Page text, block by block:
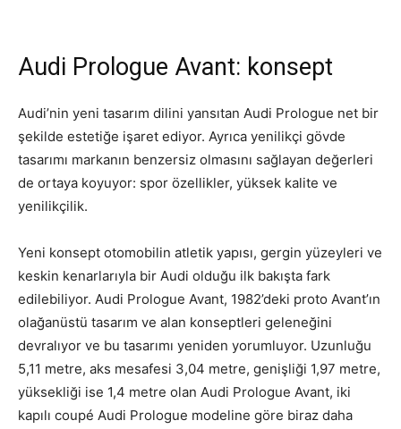
Audi Prologue Avant: konsept
Audi’nin yeni tasarım dilini yansıtan Audi Prologue net bir
şekilde estetiğe işaret ediyor. Ayrıca yenilikçi gövde
tasarımı markanın benzersiz olmasını sağlayan değerleri
de ortaya koyuyor: spor özellikler, yüksek kalite ve
yenilikçilik.
Yeni konsept otomobilin atletik yapısı, gergin yüzeyleri ve
keskin kenarlarıyla bir Audi olduğu ilk bakışta fark
edilebiliyor. Audi Prologue Avant, 1982’deki proto Avant’ın
olağanüstü tasarım ve alan konseptleri geleneğini
devralıyor ve bu tasarımı yeniden yorumluyor. Uzunluğu
5,11 metre, aks mesafesi 3,04 metre, genişliği 1,97 metre,
yüksekliği ise 1,4 metre olan Audi Prologue Avant, iki
kapılı coupé Audi Prologue modeline göre biraz daha